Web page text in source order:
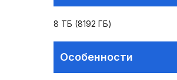
8 ТБ (8192 ГБ)
Особенности